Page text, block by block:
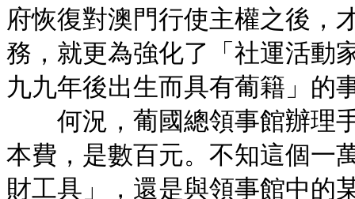
府恢復對澳門行使主權之後，
務，就更為強化了「社運活動
九九年後出生而具有葡籍」的
何況，葡國總領事館辦理手
本費，是數百元。不知這個一
財工具」，還是與領事館中的